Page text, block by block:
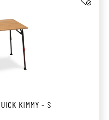
KIMMY - S